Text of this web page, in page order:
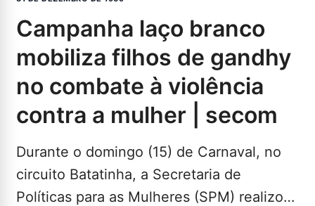
campanha laço branco
mobiliza filhos de gandhy
no combate à violência
contra a mulher | secom
Durante o domingo (15) de Carnaval, no
circuito Batatinha, a Secretaria de
Políticas para as Mulheres (SPM) realizou